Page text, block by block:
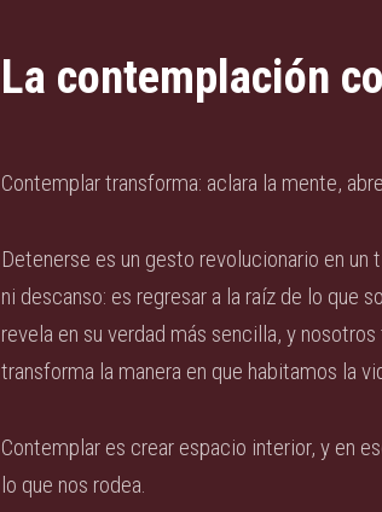
La contemplación
Contemplar transforma: aclara la mente,
Detenerse es un gesto revolucionario en
ni descanso: es regresar a la raíz de lo que
revela en su verdad más sencilla, y
transforma la manera en que habitamos la
Contemplar es crear espacio interior, y en
lo que nos rodea.